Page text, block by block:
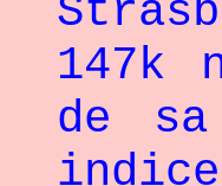
147k
de